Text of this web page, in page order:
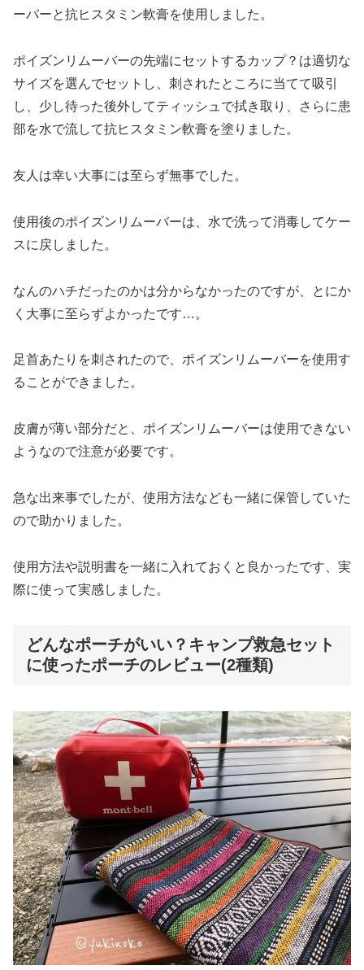
ーバーと抗ヒスタミン軟膏を使用しました。
ポイズンリムーバーの先端にセットするカップ？は適切な
サイズを選んでセットし、刺されたところに当てて吸引
し、少し待った後外してティッシュで拭き取り、さらに患
部を水で流して抗ヒスタミン軟膏を塗りました。
友人は幸い大事には至らず無事でした。
使用後のポイズンリムーバーは、水で洗って消毒してケー
スに戻しました。
なんのハチだったのかは分からなかったのですが、とにか
く大事に至らずよかったです…。
足首あたりを刺されたので、ポイズンリムーバーを使用す
ることができました。
皮膚が薄い部分だと、ポイズンリムーバーは使用できない
ようなので注意が必要です。
急な出来事でしたが、使用方法なども一緒に保管していた
ので助かりました。
使用方法や説明書を一緒に入れておくと良かったです、実
際に使って実感しました。
どんなポーチがいい？キャンプ救急セット
に使ったポーチのレビュー(2種類)